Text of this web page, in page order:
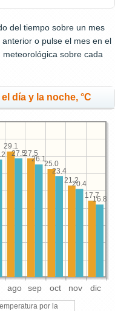
del tiempo sobre un mes
o pulse el mes en el
sobre cada
día y la noche, °C
ago sep oct nov dic
17.7
21.2
25.0
27.5
29.1
16.8
20.4
23.4
26.1
27.5
por la